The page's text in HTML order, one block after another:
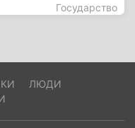
Государство
ЛЮДИ